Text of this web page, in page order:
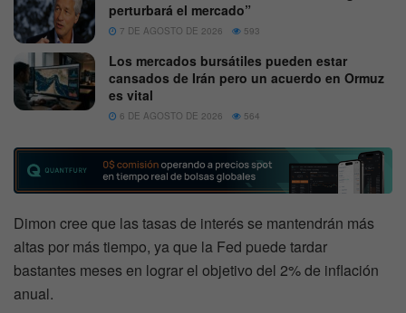
perturbará el mercado”
7 DE AGOSTO DE 2026 593
Los mercados bursátiles pueden estar
cansados de Irán pero un acuerdo en Ormuz
es vital
6 DE AGOSTO DE 2026 564
Dimon cree que las tasas de interés se mantendrán más
altas por más tiempo, ya que la Fed puede tardar
bastantes meses en lograr el objetivo del 2% de inflación
anual.